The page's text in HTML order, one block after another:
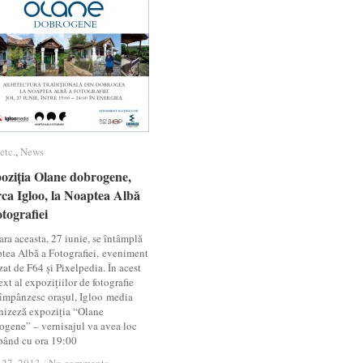
,News
Olane dobrogene,
Igloo, la Noaptea Albă
aceasta, 27 iunie, se întâmplă
Albă a Fotografiei, eveniment
de F64 și Pixelpedia. În acest
al expozițiilor de fotografie
orașul, Igloo media
expoziția “Olane
– vernisajul va avea loc
cu ora 19:00
News
Olane dobrogene,
Igloo, la Noaptea Albă